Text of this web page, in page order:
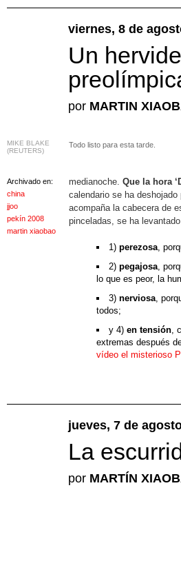
viernes, 8 de
Un
por MARTIN
MIKE BLAKE
(REUTERS)
Todo listo para esta tarde.
Archivado en:
china
jjoo
pekín 2008
martin xiaobao
medianoche. Que la hora
calendario se ha
acompaña la cabecera de
pinceladas, se ha
1) perezosa,
2) pegajosa,
lo que es peor, la
3) nerviosa,
todos;
y 4) en tensión,
extremas después
vídeo el misterioso
jueves, 7 de
La
por MARTÍN